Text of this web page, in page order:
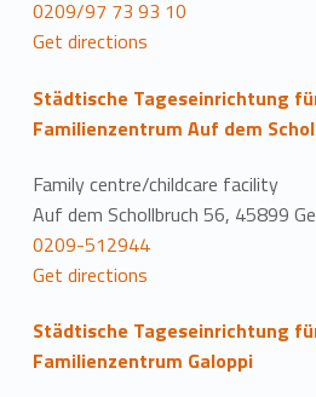
0209/97 73 93 10
Get directions
Städtische Tageseinrichtung
Familienzentrum Auf dem
Family centre/childcare facility
Auf dem Schollbruch 56, 45899
0209-512944
Get directions
Städtische Tageseinrichtung
Familienzentrum Galoppi